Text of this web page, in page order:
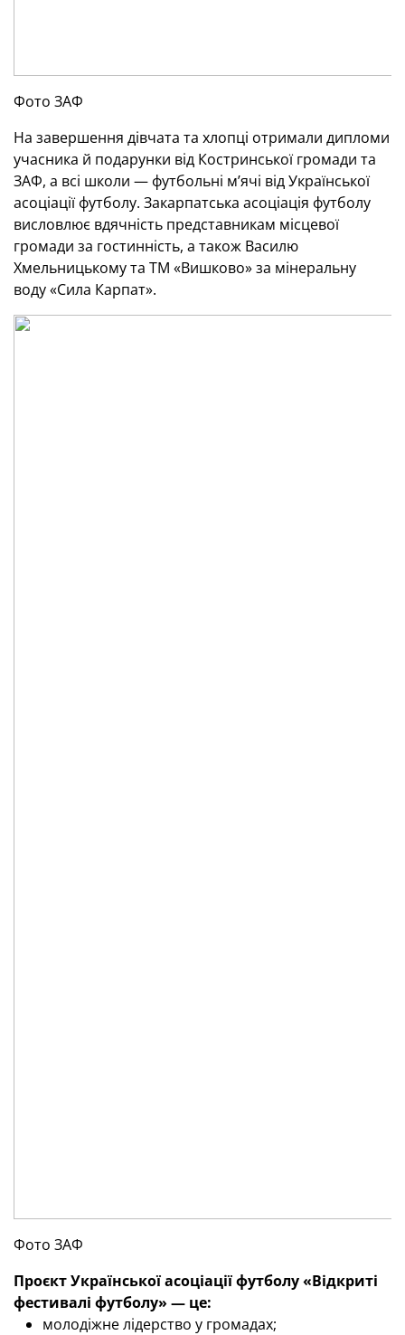
Фото ЗАФ
На завершення дівчата та хлопці отримали дипломи
учасника й подарунки від Костринської громади та
ЗАФ, а всі школи — футбольні м’ячі від Української
асоціації футболу. Закарпатська асоціація футболу
висловлює вдячність представникам місцевої
громади за гостинність, а також Василю
Хмельницькому та ТМ «Вишково» за мінеральну
воду «Сила Карпат».
Фото ЗАФ
Проєкт Української асоціації футболу «Відкриті
фестивалі футболу» — це:
молодіжне лідерство у громадах;